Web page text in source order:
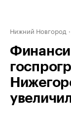
Нижний Новгород